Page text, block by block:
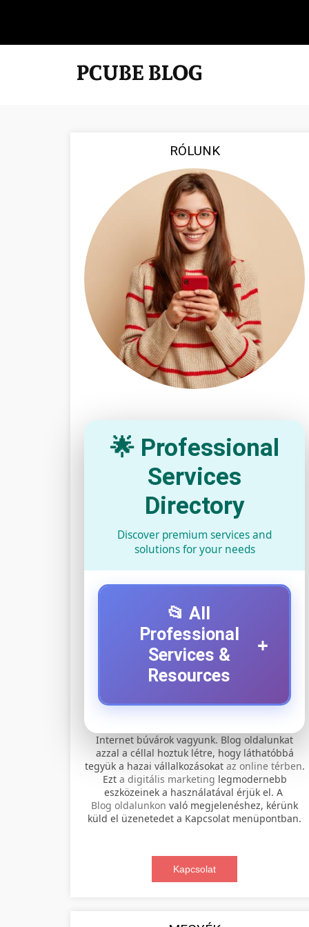
RÓLUNK
🌟 Professional
Services
Directory
Discover premium services and
solutions for your needs
📂 All
Professional
Services &
Resources
+
roller szervíz
+
Professional electric scooter repair and
maintenance services. Expert
technicians provide quality service for
all major brands and models.
scooter repair shop
📊 2. online marketing
ügynökség
+
services including SEO, social media
management, and digital advertising.
🛴 3. legjobb elektromos
Internet búvárok vagyunk. Blog oldalunkat
azzal a céllal hoztuk létre, hogy láthatóbbá
tegyük a hazai vállalkozásokat az online térben.
Ezt a digitális marketing legmodernebb
eszközeinek a használatával érjük el. A
Blog oldalunkon való megjelenéshez, kérünk
küld el üzenetedet a Kapcsolat menüpontban.
Kapcsolat